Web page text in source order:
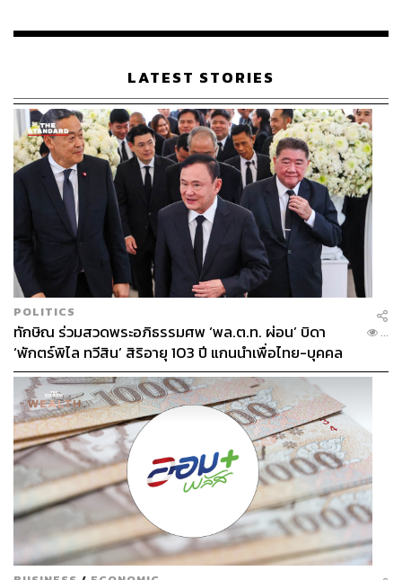
เรือนไทยที่ถูกซุกไว้
LATEST STORIES
POLITICS
ทักษิณ ร่วมสวดพระอภิธรรมศพ ‘พล.ต.ท. ผ่อน’ บิดา
‘พักตร์พิไล ทวีสิน’ สิริอายุ 103 ปี แกนนำเพื่อไทย-บุคคล
หลากวงการร่วมอาลัย
...